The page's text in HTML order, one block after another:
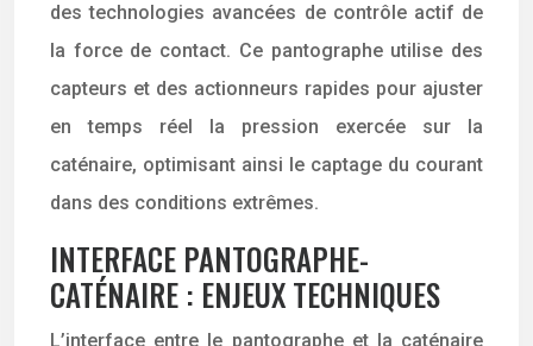
des technologies avancées de contrôle actif de
la force de contact. Ce pantographe utilise des
capteurs et des actionneurs rapides pour ajuster
en temps réel la pression exercée sur la
caténaire, optimisant ainsi le captage du courant
dans des conditions extrêmes.
INTERFACE PANTOGRAPHE-
CATÉNAIRE : ENJEUX TECHNIQUES
L’interface entre le pantographe et la caténaire